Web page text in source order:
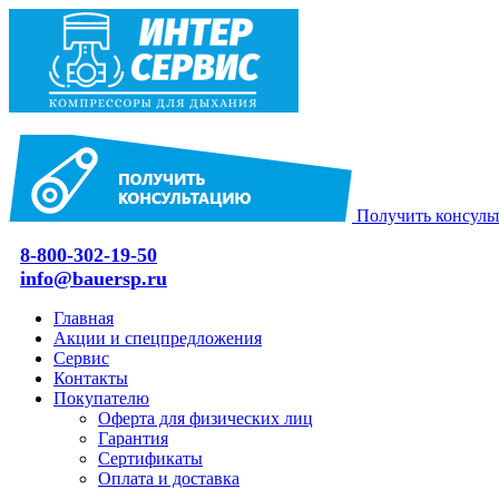
Получить
8-800-302-19-50
info@bauersp.ru
Главная
Акции и спецпредложения
Сервис
Контакты
Покупателю
Оферта для физических лиц
Гарантия
Сертификаты
Оплата и доставка